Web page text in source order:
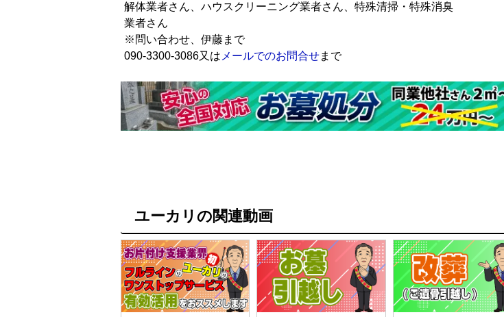
解体業者さん、ハウスクリーニング業者さん、特殊清掃・特殊消臭
業者さん
※問い合わせ、伊藤まで
090-3300-3086又は メールでのお問合せまで
ユーカリの関連動画